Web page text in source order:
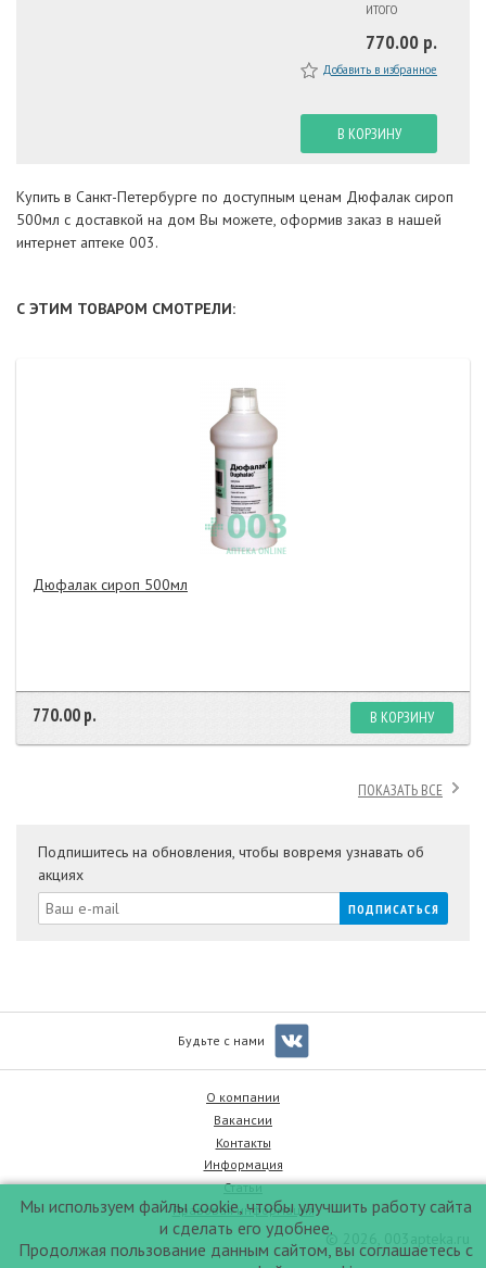
ИТОГО
770.00 р.
Добавить в избранное
В КОРЗИНУ
Купить в Санкт-Петербурге по доступным ценам Дюфалак сироп
500мл с доставкой на дом Вы можете, оформив заказ в нашей
интернет аптеке 003.
С ЭТИМ ТОВАРОМ СМОТРЕЛИ:
Дюфалак сироп 500мл
770.00 р. В КОРЗИНУ
ПОКАЗАТЬ ВСЕ
Подпишитесь на обновления, чтобы вовремя узнавать об
акциях
Будьте с нами
О компании
Вакансии
Контакты
Информация
Статьи
Правовая информация
© 2026, 003apteka.ru
Мы используем файлы cookie, чтобы улучшить работу сайта
и сделать его удобнее.
Продолжая пользование данным сайтом, вы соглашаетесь с